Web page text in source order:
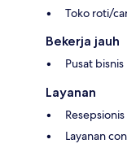
Toko roti/
Bekerja jauh
Pusat bisnis
Layanan
Layanan